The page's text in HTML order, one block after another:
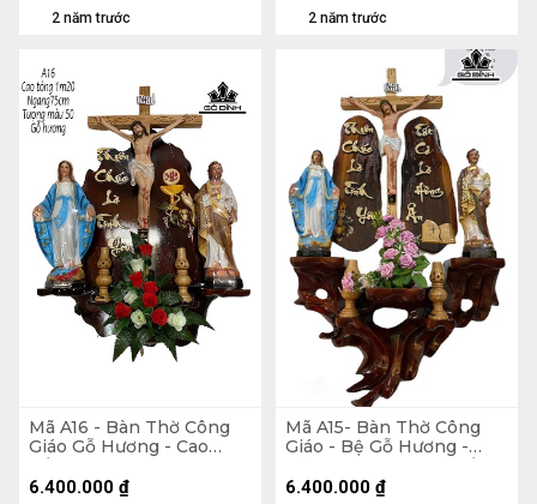
2 năm trước 2 năm trước
Mã A16 - Bàn Thờ Công
Giáo Gỗ Hương - Cao
Tổng 120 Ngang 75
Tượng Màu 50 (cm)
6.400.000 ₫
Mã A15- Bàn Thờ Công
Giáo - Bệ Gỗ Hương -
Bảng Căm Xe - Cao Tổng
130 Ngang 70 Tượng Màu
6.400.000 ₫